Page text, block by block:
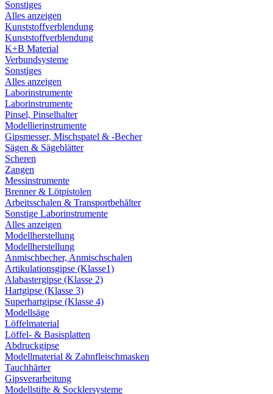
Sonstiges
Alles anzeigen
Kunststoffverblendung
Kunststoffverblendung
K+B Material
Verbundsysteme
Sonstiges
Alles anzeigen
Laborinstrumente
Laborinstrumente
Pinsel, Pinselhalter
Modellierinstrumente
Gipsmesser, Mischspatel & -Becher
Sägen & Sägeblätter
Scheren
Zangen
Messinstrumente
Brenner & Lötpistolen
Arbeitsschalen & Transportbehälter
Sonstige Laborinstrumente
Alles anzeigen
Modellherstellung
Modellherstellung
Anmischbecher, Anmischschalen
Artikulationsgipse (Klasse1)
Alabastergipse (Klasse 2)
Hartgipse (Klasse 3)
Superhartgipse (Klasse 4)
Modellsäge
Löffelmaterial
Löffel- & Basisplatten
Abdruckgipse
Modellmaterial & Zahnfleischmasken
Tauchhärter
Gipsverarbeitung
Modellstifte & Socklersysteme